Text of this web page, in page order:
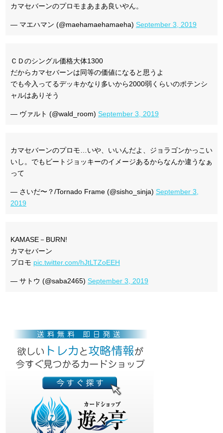
カマセバーンのプロモまあまあ良いやん。
— マエハマン (@maehamaehamaeha) September 3, 2019
ＣＤのシングル価格大体1300
だからカマセバーンは同等の価値になると思うよ
でも今入ってるデッキかなり多いから2000弱くらいのポテンシ
ャルはありそう
— ヴァルト (@wald_room) September 3, 2019
カマセバーンのプロモ…いや、いいんだよ、ジョラゴンかっこい
いし。でもビートジョッキーのイメージあるからなんか違うなぁ
って
— さいだ〜？/Tornado Frame (@sisho_sinja) September 3,
2019
KAMASE－BURN!
カマセバーン
プロモ pic.twitter.com/hJtLTZoEEH
— サトウ (@saba2465) September 3, 2019